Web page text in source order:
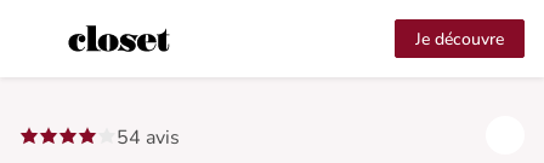
Je découvre
54 avis